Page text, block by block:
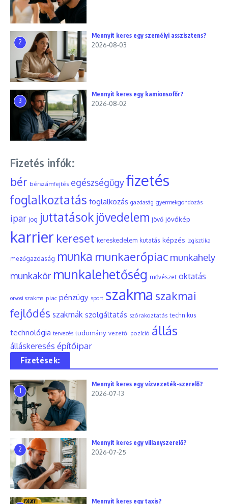
2
Mennyit keres egy személyi asszisztens?
2026-08-03
3
Mennyit keres egy kamionsofőr?
2026-08-02
Fizetés infók:
bér bérszámfejtés egészségügyfizetés
foglalkoztatás foglalkozás gazdaság gyermekgondozás
ipar jog juttatások jövedelem jövő jövőkép
karrier kereset kereskedelem kutatás képzés logisztika
mezőgazdaság munka munkaerőpiac munkahely
munkakör munkalehetőség művészet oktatás
orvosi szakma piac pénzügy sport szakma szakmai
fejlődés szakmák szolgáltatás szórakoztatás technikus
technológia tervezés tudomány vezetői pozíció állás
álláskeresés építőipar
Fizetések:
1
Mennyit keres egy vízvezeték-szerelő?
2026-07-13
2
Mennyit keres egy villanyszerelő?
2026-07-25
Mennyit keres egy taxis?